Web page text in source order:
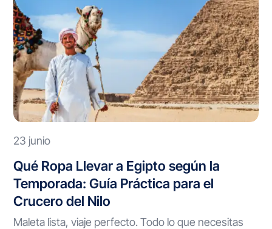
23 junio
Qué Ropa Llevar a Egipto según la
Temporada: Guía Práctica para el
Crucero del Nilo
Maleta lista, viaje perfecto. Todo lo que necesitas